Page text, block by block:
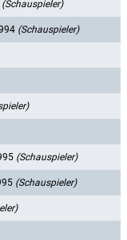
(Schauspieler)
(Schauspieler)
(Schauspieler)
(Schauspieler)